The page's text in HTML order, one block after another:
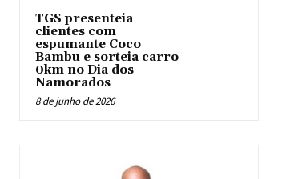
TGS presenteia
clientes com
espumante Coco
Bambu e sorteia carro
0km no Dia dos
Namorados
8 de junho de 2026